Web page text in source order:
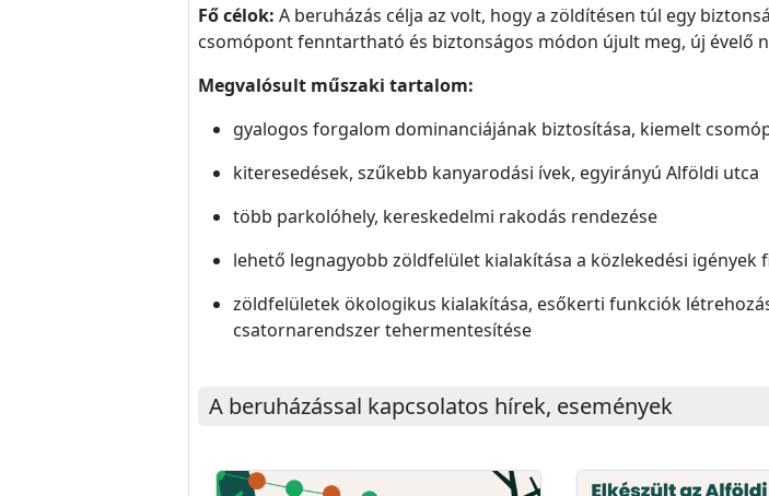
Fő célok: A beruházás célja az volt, hogy a zöldítésen túl egy
csomópont fenntartható és biztonságos módon újult meg, új évelő
Megvalósult műszaki tartalom:
gyalogos forgalom dominanciájának biztosítása, kiemelt
kiteresedések, szűkebb kanyarodási ívek, egyirányú Alföldi utca
több parkolóhely, kereskedelmi rakodás rendezése
lehető legnagyobb zöldfelület kialakítása a közlekedési igények
zöldfelületek ökologikus kialakítása, esőkerti funkciók
csatornarendszer tehermentesítése
A beruházással kapcsolatos hírek, események